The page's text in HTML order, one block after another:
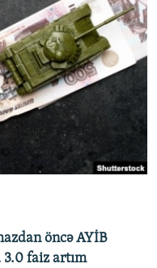
öncə AYİB
faiz artım